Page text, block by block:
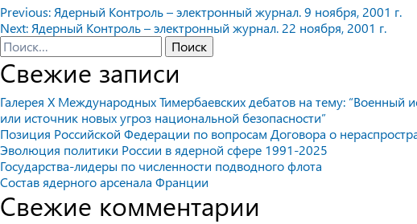
Навигация
по
записям
Previous: Ядерный Контроль – электронный журнал. 9 ноября, 2001 г.
Next: Ядерный Контроль – электронный журнал. 22 ноября, 2001 г.
Найти:
Свежие записи
Галерея X Международных Тимербаевских дебатов на тему: “Военный
или источник новых угроз национальной безопасности”
Позиция Российской Федерации по вопросам Договора о
Эволюция политики России в ядерной сфере 1991-2025
Государства-лидеры по численности подводного флота
Состав ядерного арсенала Франции
Свежие комментарии